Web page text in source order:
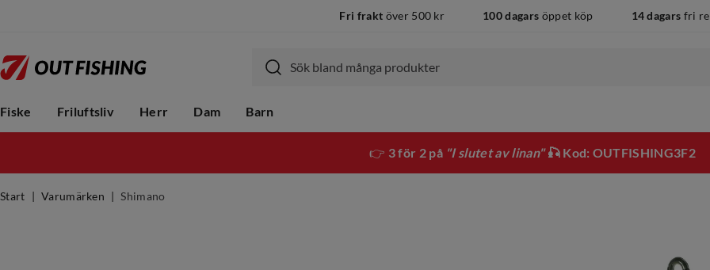
Fri frakt över 500 kr 100 dagars öppet köp 14 dagars fri
Fiske Friluftsliv Herr Dam Barn
👉 3 för 2 på "I slutet av linan"🎣 Kod: OUTFISHING3F2
Start Varumärken Shimano